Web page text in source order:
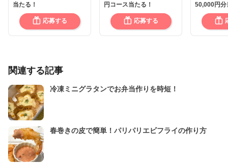
当たる！
応募する
円コース当たる！
応募する
50,000円分
関連する記事
冷凍ミニグラタンでお弁当作りを時短！
春巻きの皮で簡単！パリパリエビフライの作り方